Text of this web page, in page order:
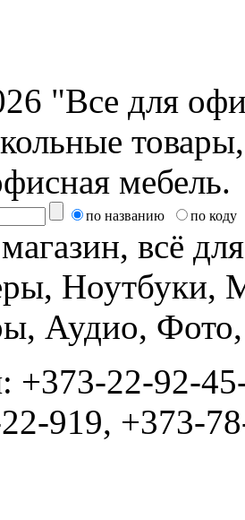
"Все для
мебель.
по названию по коду
всё
Ноутбуки,
Аудио,
+373-22-92-
919, +373-